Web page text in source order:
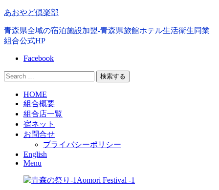
コ
テ
ン
移
動
あおやど倶楽部
青森県全域の宿泊施設加盟-青森県旅館ホテル生活衛生同業
組合公式HP
Facebook
検
HOME
組合概要
組合店一覧
宿ネット
お問合せ
プライバシーポリシー
English
Menu